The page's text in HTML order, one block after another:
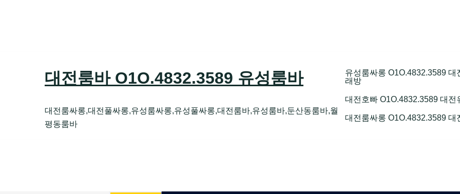
대전룸바 O1O.4832.3589 유성룸바
대전룸싸롱,대전풀싸롱,유성룸싸롱,유성풀싸롱,대전룸바,유성룸바,둔산동룸바,월
평동룸바
유성룸싸롱 O1O.4832.3589
래방
대전호빠 O1O.4832.3589 대
대전룸싸롱 O1O.4832.3589 대